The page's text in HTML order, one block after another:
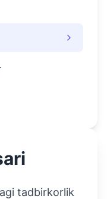
tadbirkorlik